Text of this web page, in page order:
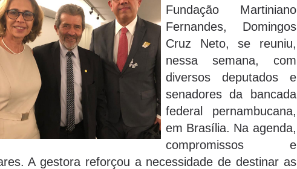
Fundação Martiniano
Fernandes, Domingos
Cruz Neto, se reuniu,
nessa semana, com
diversos deputados e
senadores da bancada
federal pernambucana,
em Brasília. Na agenda,
compromissos e
A gestora reforçou a necessidade de destinar as